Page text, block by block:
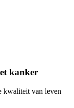
kanker
kwaliteit van leven